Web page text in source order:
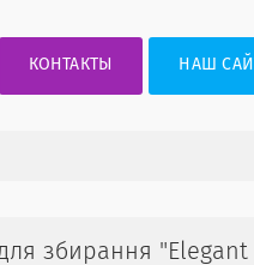
КОНТАКТЫ НАШ САЙТ
збирання